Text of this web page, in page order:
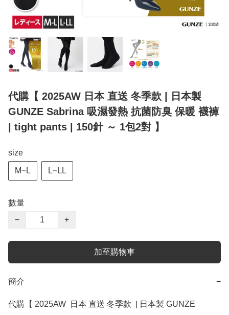
代購【 2025AW 日本 直送 冬季款 | 日本製
GUNZE Sabrina 吸濕發熱 抗菌防臭 保暖 襪褲
| tight pants | 150針 ～ 1包2對 】
size
M~L L~LL
數量
−
+
加至購物車
簡介 −
代購【 2025AW  日本 直送 冬季款  | 日本製 GUNZE